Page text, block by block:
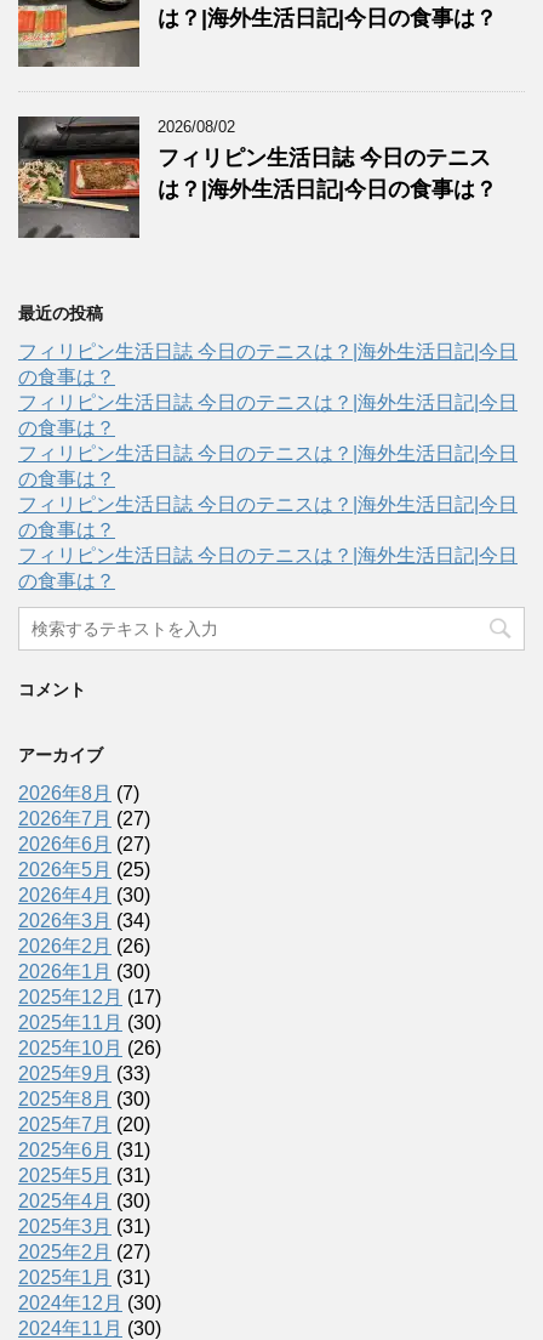
は？|海外生活日記|今日の食事は？
2026/08/02
フィリピン生活日誌 今日のテニス
は？|海外生活日記|今日の食事は？
最近の投稿
フィリピン生活日誌 今日のテニスは？|海外生活日記|今日
の食事は？
フィリピン生活日誌 今日のテニスは？|海外生活日記|今日
の食事は？
フィリピン生活日誌 今日のテニスは？|海外生活日記|今日
の食事は？
フィリピン生活日誌 今日のテニスは？|海外生活日記|今日
の食事は？
フィリピン生活日誌 今日のテニスは？|海外生活日記|今日
の食事は？
コメント
アーカイブ
2026年8月 (7)
2026年7月 (27)
2026年6月 (27)
2026年5月 (25)
2026年4月 (30)
2026年3月 (34)
2026年2月 (26)
2026年1月 (30)
2025年12月 (17)
2025年11月 (30)
2025年10月 (26)
2025年9月 (33)
2025年8月 (30)
2025年7月 (20)
2025年6月 (31)
2025年5月 (31)
2025年4月 (30)
2025年3月 (31)
2025年2月 (27)
2025年1月 (31)
2024年12月 (30)
2024年11月 (30)